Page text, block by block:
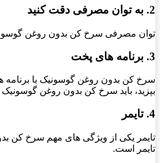
2. به توان مصرفی دقت کنید
توان مصرفی سرخ کن بدون روغن
3. برنامه های پخت
سرخ کن بدون روغن گوسونیک با برنامه
بپزید، باید سرخ کن بدون روغن
4. تایمر
تایمر یکی از ویژگی های مهم سرخ کن
تایمر است.